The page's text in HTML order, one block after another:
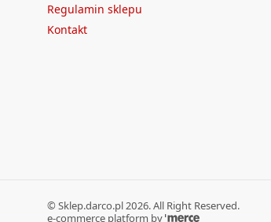
Regulamin sklepu
Kontakt
© Sklep.darco.pl 2026. All Right Reserved.
e-commerce platform by